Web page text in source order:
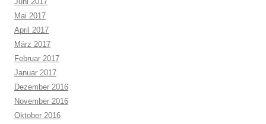
Mai 2017
April 2017
März 2017
Februar 2017
Januar 2017
Dezember 2016
November 2016
Oktober 2016